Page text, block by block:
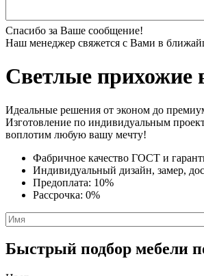
Спасибо за Ваше сообщение!
Наш менеджер свяжется с Вами в
Светлые прихожие
Идеальные решения от эконом до
Изготовление по индивидуальным
воплотим любую вашу мечту!
Фабричное качество ГОСТ и
Индивидуальный дизайн, замер,
Предоплата: 10%
Рассрочка: 0%
Быстрый подбор мебели